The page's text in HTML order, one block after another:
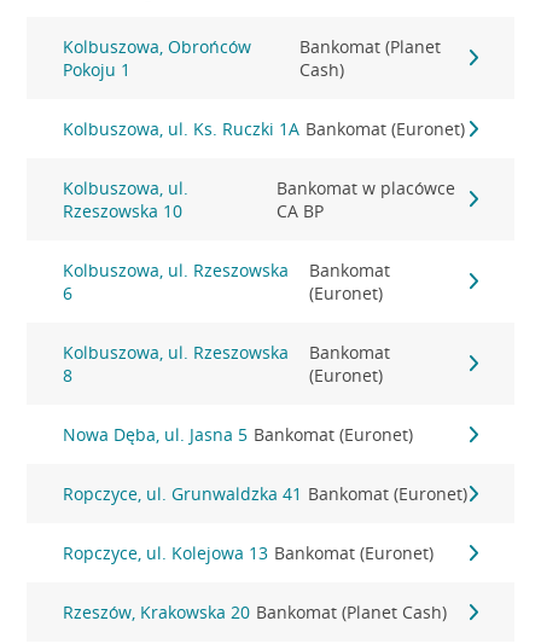
Kolbuszowa, Obrońców
Pokoju 1
Bankomat (Planet
Cash)
Kolbuszowa, ul. Ks. Ruczki 1A Bankomat (Euronet)
Kolbuszowa, ul.
Rzeszowska 10
Bankomat w placówce
CA BP
Kolbuszowa, ul. Rzeszowska
6
Bankomat
(Euronet)
Kolbuszowa, ul. Rzeszowska
8
Bankomat
(Euronet)
Nowa Dęba, ul. Jasna 5 Bankomat (Euronet)
Ropczyce, ul. Grunwaldzka 41 Bankomat (Euronet)
Ropczyce, ul. Kolejowa 13 Bankomat (Euronet)
Rzeszów, Krakowska 20 Bankomat (Planet Cash)